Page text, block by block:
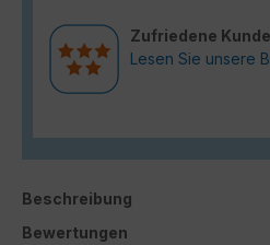
Zufriedene
Lesen Sie unsere
Beschreibung
Bewertungen